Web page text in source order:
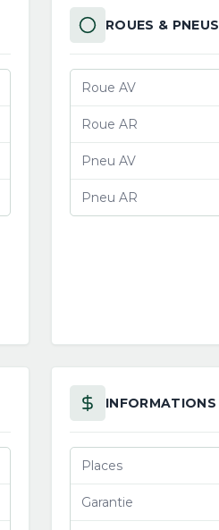
ROUES & PNEUS
Roue AV
Roue AR
Pneu AV
Pneu AR
INFORMATIONS
Places
Garantie